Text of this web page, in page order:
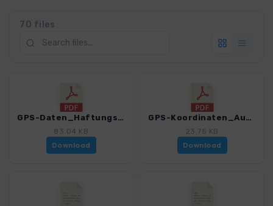
70 files
GPS-Daten_Haftungsausschluss-Nutzungsbedingungen_WF_Island.pdf
83.04 KB
Download
GPS-Koordinaten_Ausgangspunkte_WF_Island.pdf
23.75 KB
Download